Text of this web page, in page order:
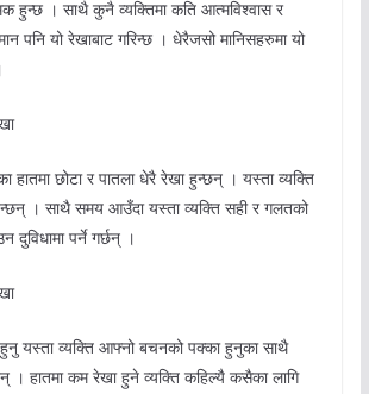
हुन्छ । साथै कुनै व्यक्तिमा कति आत्मविश्वास र
पनि यो रेखाबाट गरिन्छ । धेरैजसो मानिसहरुमा यो
हातमा छोटा र पातला धेरै रेखा हुन्छन् । यस्ता व्यक्ति
। साथै समय आउँदा यस्ता व्यक्ति सही र गलतको
पर्ने गर्छन् ।
यस्ता व्यक्ति आफ्नो बचनको पक्का हुनुका साथै
। हातमा कम रेखा हुने व्यक्ति कहिल्यै कसैका लागि